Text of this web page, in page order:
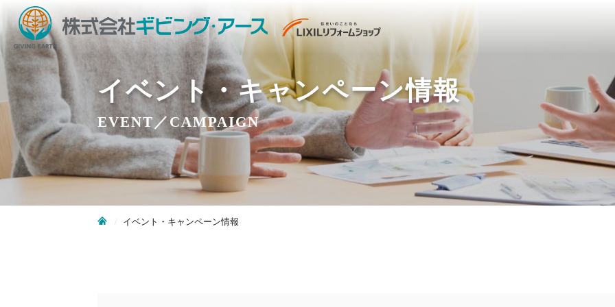
イベント・キャンペーン情報
EVENT／CAMPAIGN
イベント・キャンペーン情報